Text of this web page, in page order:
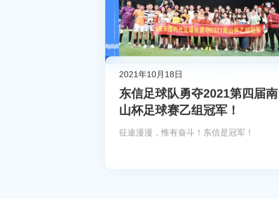
2021年10月18日
东信足球队勇夺2021第四届南
山杯足球赛乙组冠军！
征途漫漫，惟有奋斗！东信是冠军！